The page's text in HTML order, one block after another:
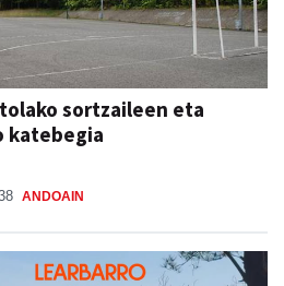
sortzaileen eta
katebegia
ANDOAIN